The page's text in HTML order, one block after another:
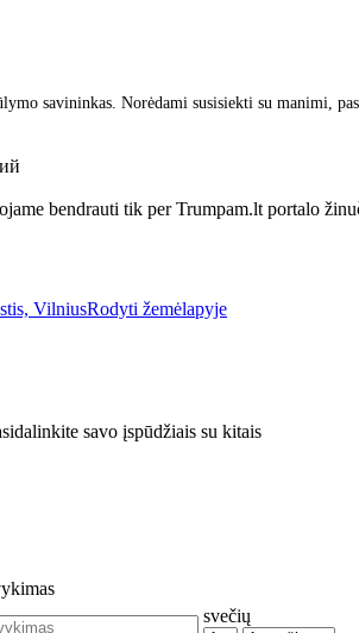
savininkas. Norėdami susisiekti su manimi,
bendrauti tik per Trumpam.lt portalo
VilniusRodyti žemėlapyje
savo įspūdžiais su kitais
svečių